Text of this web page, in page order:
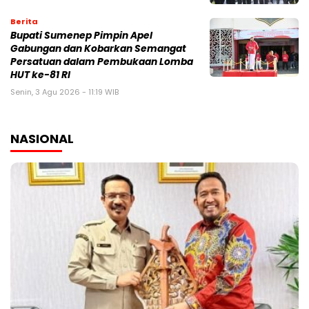
Berita
Bupati Sumenep Pimpin Apel
Gabungan dan Kobarkan Semangat
Persatuan dalam Pembukaan Lomba
HUT ke-81 RI
Senin, 3 Agu 2026 - 11:19 WIB
NASIONAL